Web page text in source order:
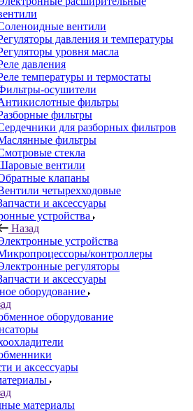
вентили
давления и температуры
уровня масла
давления
температуры и термостаты
осушители
фильтры
фильтры
для разборных фильтров
фильтры
стекла
вентили
клапаны
четырехходовые
и аксессуары
устройства
Назад
устройства
контроллеры
регуляторы
и аксессуары
оборудование
оборудование
и аксессуары
материалы